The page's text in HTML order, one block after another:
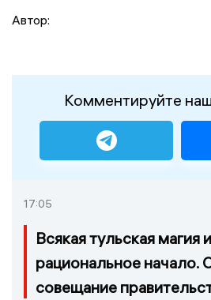
Автор:
Комментируйте
17:05
Всякая тульская магия
рациональное начало.
совещание